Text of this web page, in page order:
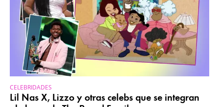
CELEBRIDADES
Lil Nas X, Lizzo y otras celebs que se integran